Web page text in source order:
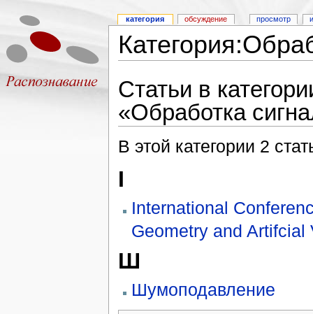
Статьи в
«Обработка
В этой категории 2
I
International
Geometry and
Ш
Шумоподавление
категория обсуждение просмотр